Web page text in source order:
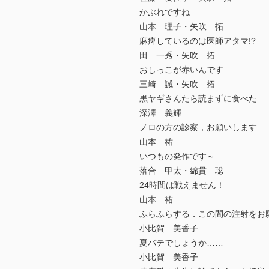
かぶれですね
山本 理子・矢吹 拓
麻痺しているのは医師アタマ!?
田 一秀・矢吹 拓
おしっこが赤いんです
三崎 誠・矢吹 拓
黒ヤギさんたら読まずに食べた
深澤 義輝
ノロの方の診察，お願いします
山本 祐
いつもの発作です～
落合 甲太・綿貫 聡
24時間は戦えません！
山本 祐
ふらふらする．この間の注射を
小比賀 美香子
夏バテでしょうか……
小比賀 美香子